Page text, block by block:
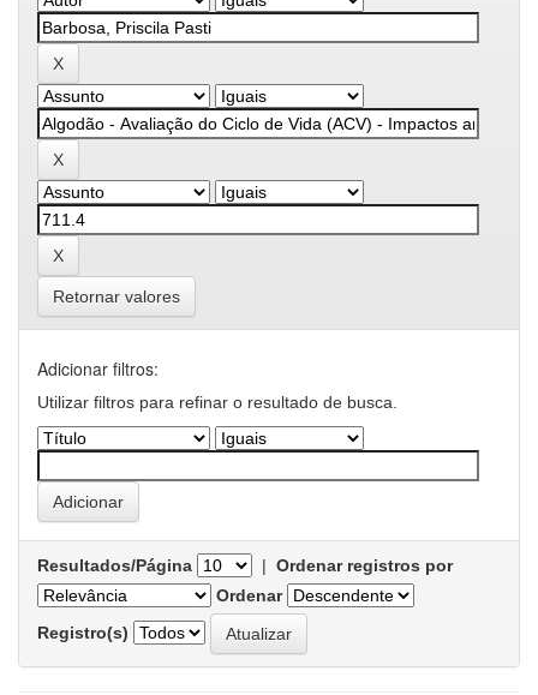
Retornar valores
Adicionar filtros:
Utilizar filtros para refinar o resultado de busca.
Resultados/Página | Ordenar registros por
Ordenar
Registro(s)